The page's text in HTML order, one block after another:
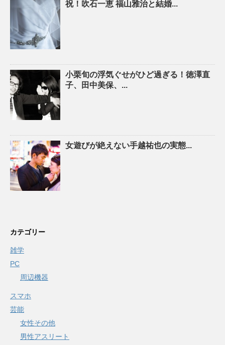
祝！吹石一恵 福山雅治と結婚...
小栗旬の浮気ぐせがひど過ぎる！徳澤直
子、田中美保、...
女遊びが絶えない手越祐也の実態...
カテゴリー
雑学
PC
周辺機器
スマホ
芸能
女性その他
男性アスリート